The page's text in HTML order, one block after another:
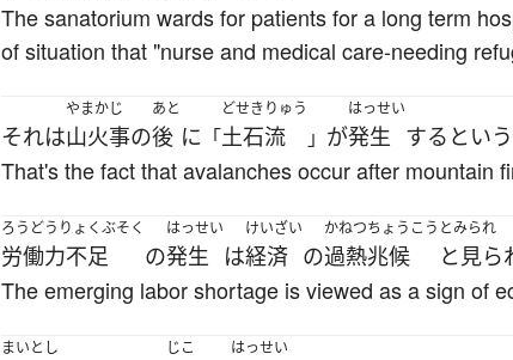
The sanatorium wards for patients for a long term
of situation that "nurse and medical care-needing
それは
やまかじ
山火事の
あと
後 に 「
どせきりゅう
土石流 」 が
はっせい
発生 する という
That's the fact that avalanches occur after mountain
ろうどうりょくぶそく
労働力不足 の
はっせい
発生 は
けいざい
経済 の
かねつ
過熱
ちょうこう
兆候
とみられ
と見ら
The emerging labor shortage is viewed as a sign of
まいとし
じこ はっせい